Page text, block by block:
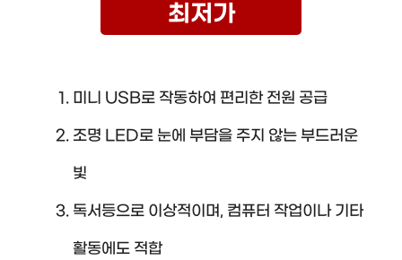
최저가
미니 USB로 작동하여 편리한 전원 공급
조명 LED로 눈에 부담을 주지 않는 부드러운
빛
독서등으로 이상적이며, 컴퓨터 작업이나 기타
활동에도 적합